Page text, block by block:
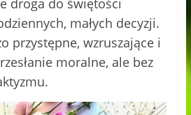
droga do świętości
małych decyzji.
przystępne, wzruszające i
moralne, ale bez